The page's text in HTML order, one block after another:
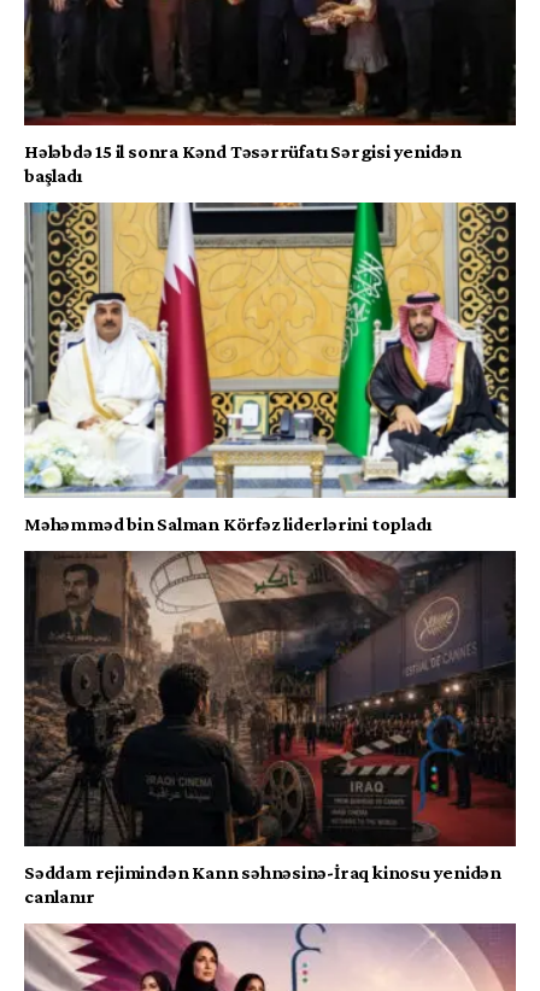
Hələbdə 15 il sonra Kənd Təsərrüfatı Sərgisi yenidən
başladı
Məhəmməd bin Salman Körfəz liderlərini topladı
Səddam rejimindən Kann səhnəsinə-İraq kinosu yenidən
canlanır